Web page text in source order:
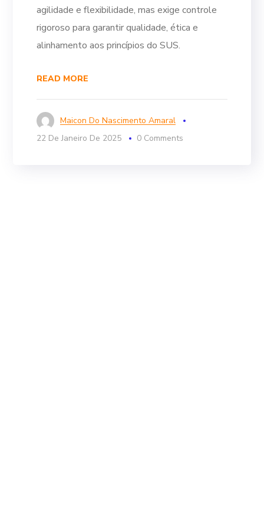
agilidade e flexibilidade, mas exige controle
rigoroso para garantir qualidade, ética e
alinhamento aos princípios do SUS.
READ MORE
Maicon Do Nascimento Amaral
22 De Janeiro De 2025
0 Comments